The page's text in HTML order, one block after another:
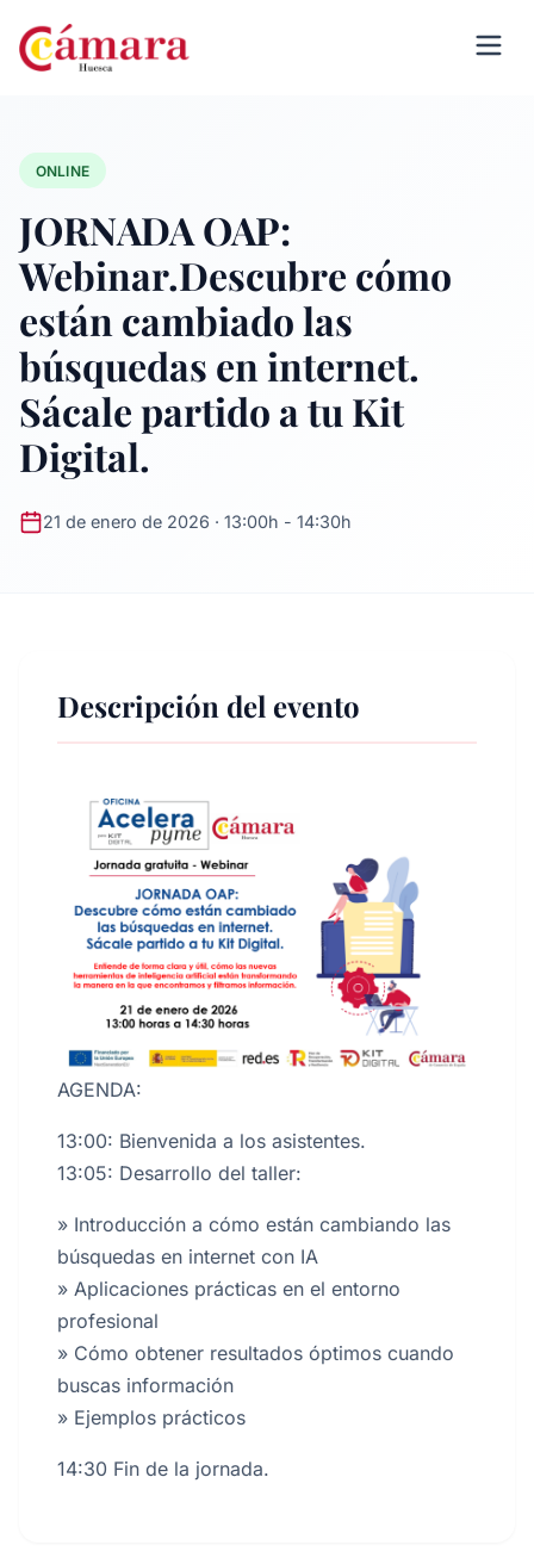
ONLINE
JORNADA OAP:
Webinar.Descubre cómo
están cambiado las
búsquedas en internet.
Sácale partido a tu Kit
Digital.
21 de enero de 2026 · 13:00h - 14:30h
Descripción del evento
AGENDA:
13:00: Bienvenida a los asistentes.
13:05: Desarrollo del taller:
» Introducción a cómo están cambiando las
búsquedas en internet con IA
» Aplicaciones prácticas en el entorno
profesional
» Cómo obtener resultados óptimos cuando
buscas información
» Ejemplos prácticos
14:30 Fin de la jornada.